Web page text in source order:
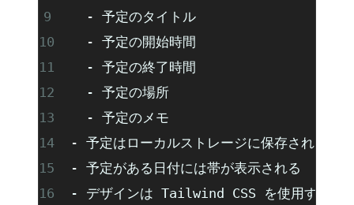
  - 予定のタイトル
  - 予定の開始時間
  - 予定の終了時間
  - 予定の場所
  - 予定のメモ
- 予定はローカルストレージに保存される
- 予定がある日付には帯が表示される
- デザインは Tailwind CSS を使用する